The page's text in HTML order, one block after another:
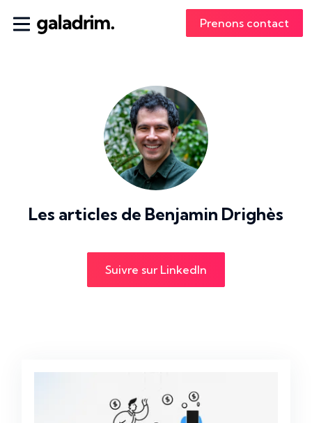
Prenons contact
Les articles de Benjamin Drighès
Suivre sur LinkedIn